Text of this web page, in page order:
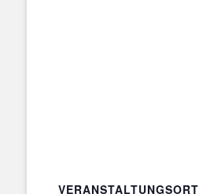
VERANSTALTUNGSORT